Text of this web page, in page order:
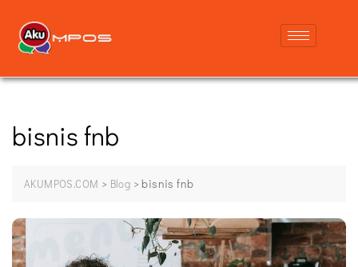
bisnis fnb
AKUMPOS.COM > Blog > bisnis fnb